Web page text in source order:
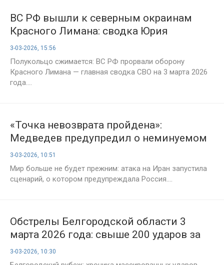
ВС РФ вышли к северным окраинам
Красного Лимана: сводка Юрия
Подоляки на вечер 3 марта 2026 года
3-03-2026, 15:56
Полукольцо сжимается: ВС РФ прорвали оборону
Красного Лимана — главная сводка СВО на 3 марта 2026
года....
«Точка невозврата пройдена»:
Медведев предупредил о неминуемом
начале Третьей мировой войны
3-03-2026, 10:51
Мир больше не будет прежним: атака на Иран запустила
сценарий, о котором предупреждала Россия....
Обстрелы Белгородской области 3
марта 2026 года: свыше 200 ударов за
сутки, раненые и разрушения в
приграничье
3-03-2026, 10:30